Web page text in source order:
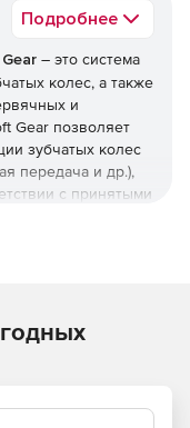
Подробнее
– это система
колес, а также
и
Gear позволяет
зубчатых колес
передача и др.),
с принятыми
оценку
ножек зубьев